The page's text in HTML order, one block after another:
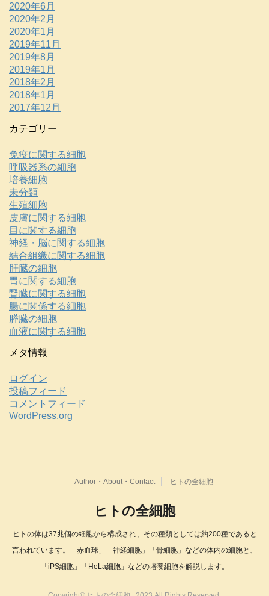
2020年6月
2020年2月
2020年1月
2019年11月
2019年8月
2019年1月
2018年2月
2018年1月
2017年12月
カテゴリー
免疫に関する細胞
呼吸器系の細胞
培養細胞
未分類
生殖細胞
皮膚に関する細胞
目に関する細胞
神経・脳に関する細胞
結合組織に関する細胞
肝臓の細胞
胃に関する細胞
腎臓に関する細胞
腸に関係する細胞
膵臓の細胞
血液に関する細胞
メタ情報
ログイン
投稿フィード
コメントフィード
WordPress.org
Author・About・Contact ヒトの全細胞
ヒトの全細胞
ヒトの体は37兆個の細胞から構成され、その種類としては約200種であると
言われています。「赤血球」「神経細胞」「骨細胞」などの体内の細胞と、
「iPS細胞」「HeLa細胞」などの培養細胞を解説します。